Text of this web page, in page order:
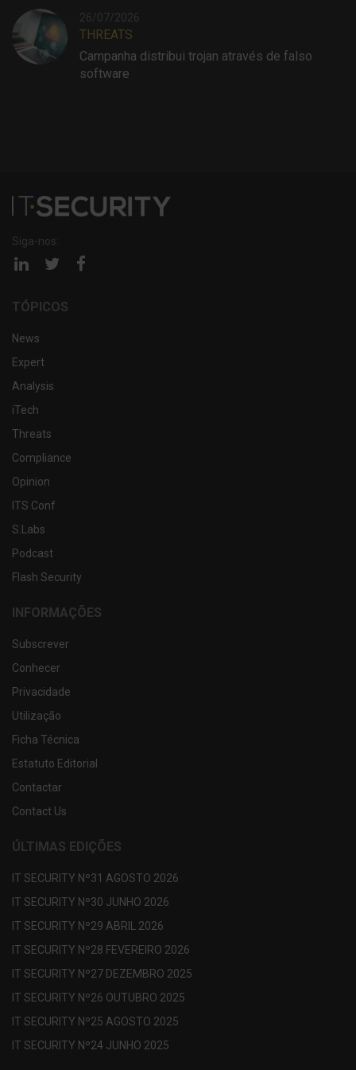
26/07/2026
THREATS
Campanha distribui trojan através de falso
software
Siga-nos:
Página Página
TÓPICOS
News
Expert
Analysis
iTech
Threats
Compliance
Opinion
ITS Conf
S.Labs
Podcast
Flash Security
INFORMAÇÕES
Subscrever
Conhecer
Privacidade
Utilização
Ficha Técnica
Estatuto Editorial
Contactar
Contact Us
ÚLTIMAS EDIÇÕES
IT SECURITY Nº31 AGOSTO 2026
IT SECURITY Nº30 JUNHO 2026
IT SECURITY Nº29 ABRIL 2026
IT SECURITY Nº28 FEVEREIRO 2026
IT SECURITY Nº27 DEZEMBRO 2025
IT SECURITY Nº26 OUTUBRO 2025
IT SECURITY Nº25 AGOSTO 2025
IT SECURITY Nº24 JUNHO 2025